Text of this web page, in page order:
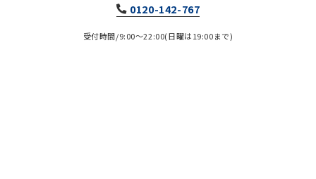
0120-142-767
受付時間/9:00～22:00(日曜は19:00まで)